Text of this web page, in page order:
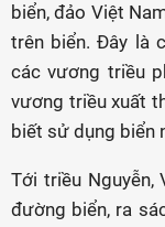
biển, đảo Việt
trên biển. Đây là
các vương triều
vương triều xuất
biết sử dụng biển
Tới triều Nguyễn,
đường biển, ra